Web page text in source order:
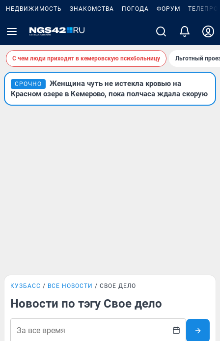
НЕДВИЖИМОСТЬ ЗНАКОМСТВА ПОГОДА ФОРУМ
С чем люди приходят в кемеровскую психбольницу Льготный
СРОЧНО
Женщина чуть не истекла кровью на
Красном озере в Кемерово, пока полчаса ждала скорую
КУЗБАСС ВСЕ НОВОСТИ СВОЕ ДЕЛО
Новости по тэгу Свое дело